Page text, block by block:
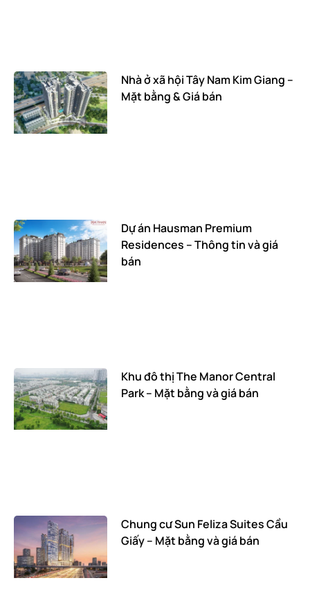
Nhà ở xã hội Tây Nam Kim Giang –
Mặt bằng & Giá bán
Dự án Hausman Premium
Residences – Thông tin và giá
bán
Khu đô thị The Manor Central
Park – Mặt bằng và giá bán
Chung cư Sun Feliza Suites Cầu
Giấy – Mặt bằng và giá bán